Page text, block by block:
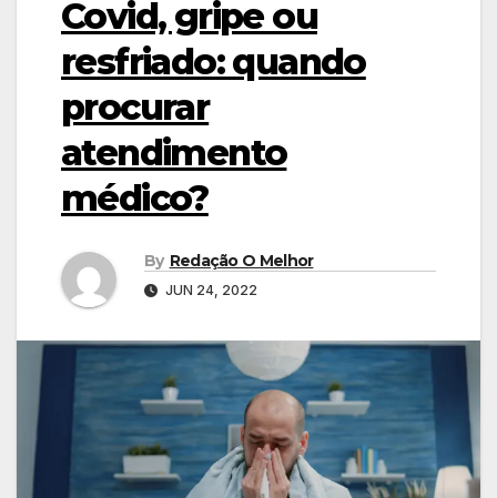
Covid, gripe ou
resfriado: quando
procurar
atendimento
médico?
By Redação O Melhor
JUN 24, 2022